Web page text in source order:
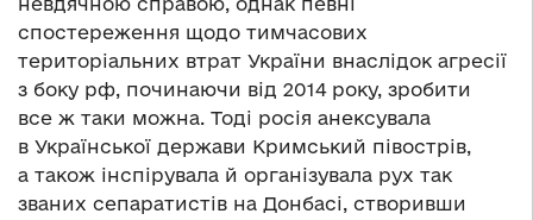
спостереження щодо тимчасових
територіальних втрат України внаслідок агресії
з боку рф, починаючи від 2014 року, зробити
все ж таки можна. Тоді росія анексувала
в Української держави Кримський півострів,
а також інспірувала й організувала рух так
званих сепаратистів на Донбасі, створивши